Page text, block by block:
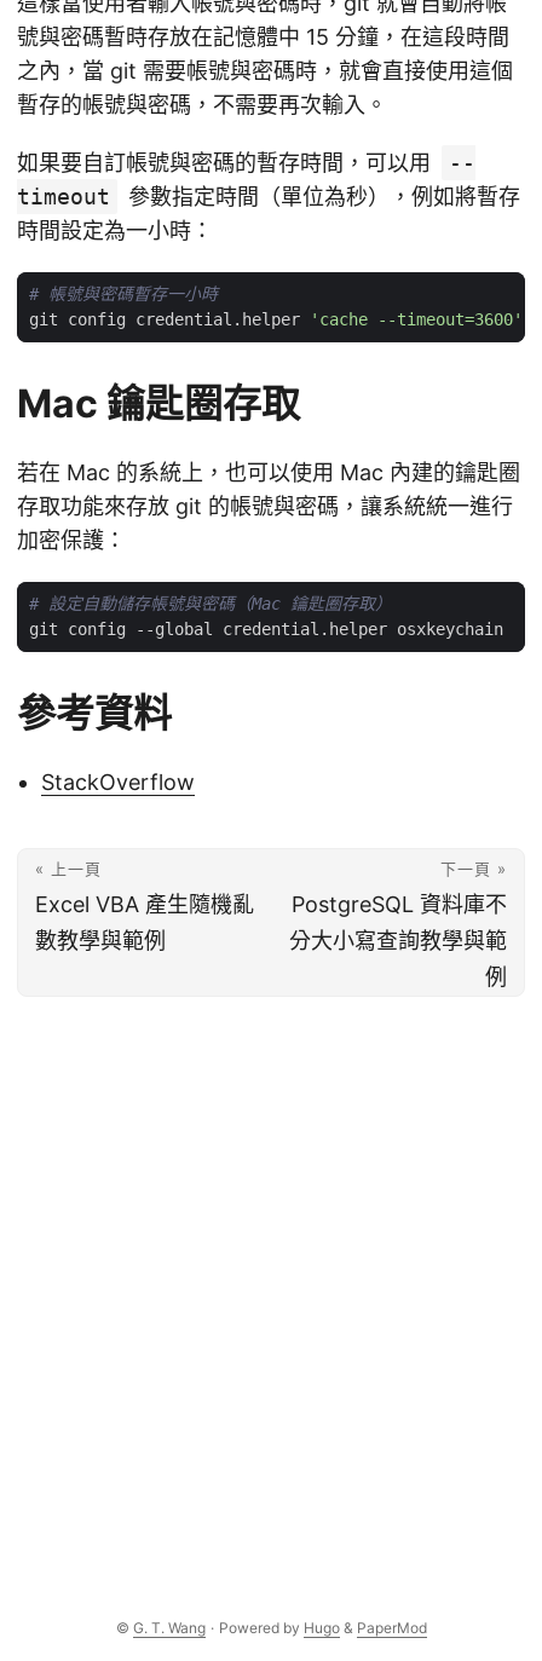
號與密碼暫時存放在記憶體中 15 分鐘，在這段時間
之內，當 git 需要帳號與密碼時，就會直接使用這個
暫存的帳號與密碼，不需要再次輸入。
如果要自訂帳號與密碼的暫存時間，可以用
--
timeout
參數指定時間（單位為秒），例如將暫存
時間設定為一小時：
# 帳號與密碼暫存一小時
git config credential.helper
'cache --timeout=3600'
Mac 鑰匙圈存取
若在 Mac 的系統上，也可以使用 Mac 內建的鑰匙圈
存取功能來存放 git 的帳號與密碼，讓系統統一進行
加密保護：
# 設定自動儲存帳號與密碼（Mac 鑰匙圈存取）
參考資料
StackOverflow
« 上一頁
Excel VBA 產生隨機亂
數教學與範例
下一頁 »
PostgreSQL 資料庫不
分大小寫查詢教學與範
例
© G. T. Wang · Powered by Hugo& PaperMod